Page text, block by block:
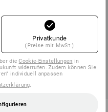
Sigel Formularbücher
Privatkunde
(Preise mit MwSt.)
dieCookie-Einstellungen in
widerrufen. Zudem können Sie
individuell anpassen
.